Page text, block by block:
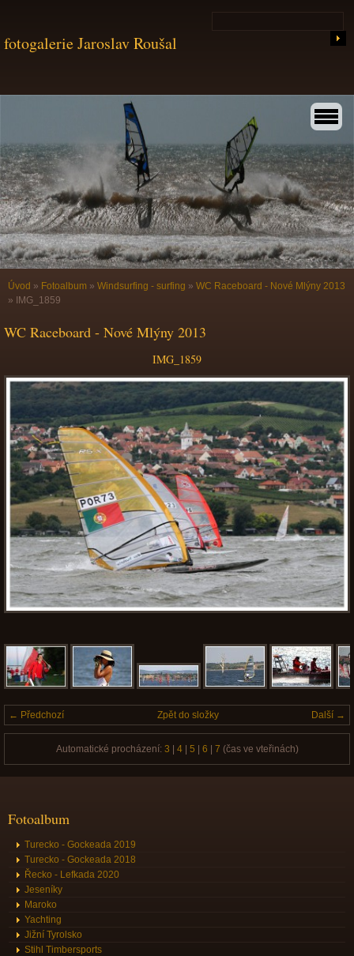
fotogalerie Jaroslav Roušal
Úvod » Fotoalbum » Windsurfing - surfing » WC Raceboard - Nové Mlýny 2013
»
IMG_1859
WC Raceboard - Nové Mlýny 2013
IMG_1859
← Předchozí Další →
Zpět do složky
Automatické procházení: 3 | 4| 5 | 6 | 7 (čas ve vteřinách)
Fotoalbum
Turecko - Gockeada 2019
Turecko - Gockeada 2018
Řecko - Lefkada 2020
Jeseníky
Maroko
Yachting
Jižní Tyrolsko
Stihl Timbersports